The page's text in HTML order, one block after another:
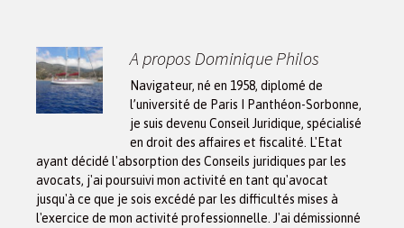
A propos Dominique Philos
Navigateur, né en 1958, diplomé de
l’université de Paris I Panthéon-Sorbonne,
je suis devenu Conseil Juridique, spécialisé
en droit des affaires et fiscalité. L'Etat
ayant décidé l'absorption des Conseils juridiques par les
avocats, j'ai poursuivi mon activité en tant qu'avocat
jusqu'à ce que je sois excédé par les difficultés mises à
l'exercice de mon activité professionnelle. J'ai démissionné